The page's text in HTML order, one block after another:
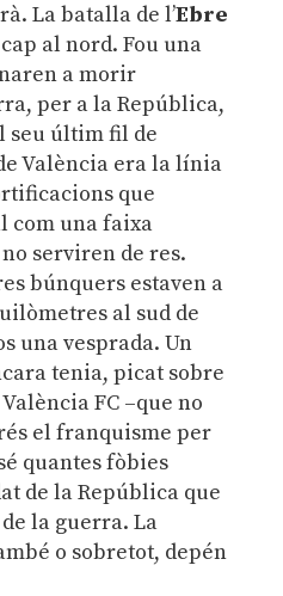
La batalla de l’Ebre
al nord. Fou una
a morir
per a la República,
seu últim fil de
València era la línia
que
com una faixa
serviren de res.
búnquers estaven a
al sud de
una vesprada. Un
tenia, picat sobre
FC –que no
el franquisme per
quantes fòbies
de la República que
la guerra. La
o sobretot, depén